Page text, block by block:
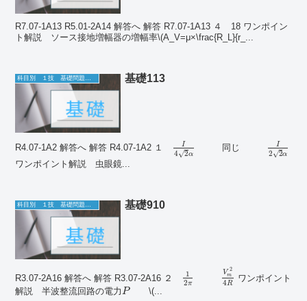
R7.07-1A13 R5.01-2A14 解答へ 解答 R7.07-1A13 ４ 18 ワンポイン
ト解説 ソース接地増幅器の増幅率\(A_V=μ×\frac{R_L}{r_...
基礎113
R4.07-1A2 解答へ 解答 R4.07-1A2 １ I
4 2
√ α
同 じ I
2 2
√ α
ワンポイント解説 虫眼鏡...
基礎910
R3.07-2A16 解答へ 解答 R3.07-2A16 ２
1
2π
V 2
m
4R
解説 半波整流回路の電力P \(...